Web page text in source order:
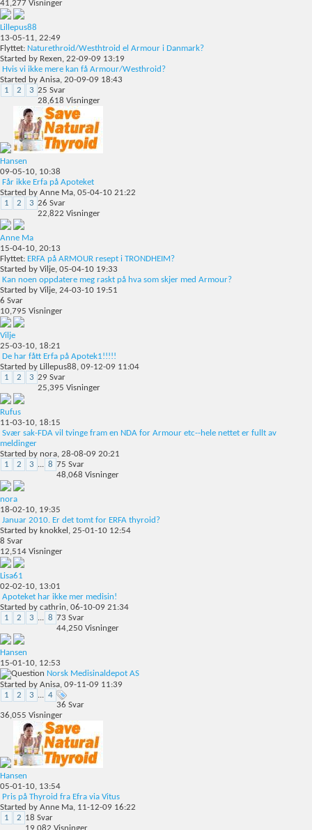
41,277 Visninger
Lillepus88
13-05-11, 22:49
Flyttet: Naturethroid/Westhtroid el Armour i Danmark?
Started by Rexen, 22-09-09 13:19
Hvis vi ikke mere kan få Armour/Westhroid?
Started by Anisa, 20-09-09 18:43
1
2 3 25 Svar
28,618 Visninger
Hansen
09-05-10, 10:38
Får ikke Erfa på Apoteket
Started by Anne Ma, 05-04-10 21:22
1
2 3 26 Svar
22,822 Visninger
Anne Ma
15-04-10, 20:13
Flyttet: ERFA på ARMOUR resept i TRONDHEIM?
Started by Vilje, 05-04-10 19:33
Kan noen oppdatere meg raskt på hva som skjer med Armour?
Started by Vilje, 24-03-10 19:51
6 Svar
10,795 Visninger
Vilje
25-03-10, 18:21
De har fått Erfa på Apotek1!!!!!
Started by Lillepus88, 09-12-09 11:04
1
2 3 29 Svar
25,395 Visninger
Rufus
11-03-10, 18:15
Svær sak-FDA vil tvinge fram en NDA for Armour etc--hele nettet er fullt av
meldinger
Started by nora, 28-08-09 20:21
1
2 3 ... 8 75 Svar
48,068 Visninger
nora
18-02-10, 19:35
Januar 2010. Er det tomt for ERFA thyroid?
Started by knokkel , 25-01-10 12:54
8 Svar
12,514 Visninger
Lisa61
02-02-10, 13:01
Apoteket har ikke mer medisin!
Started by cathrin, 06-10-09 21:34
1
2 3 ... 8 73 Svar
44,250 Visninger
Hansen
15-01-10, 12:53
Norsk Medisinaldepot AS
Started by Anisa, 09-11-09 11:39
1
2 3 ... 4
36 Svar
36,055 Visninger
Hansen
05-01-10, 13:54
Pris på Thyroid fra Efra via Vitus
Started by Anne Ma, 11-12-09 16:22
1
2 18 Svar